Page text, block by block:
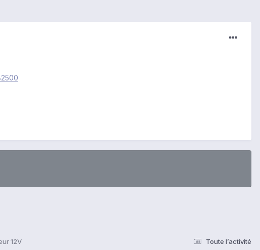
Toute l’activité
12V